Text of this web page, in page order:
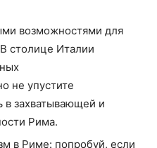
возможностями для
столице Италии
не упустите
в захватывающей и
Рима.